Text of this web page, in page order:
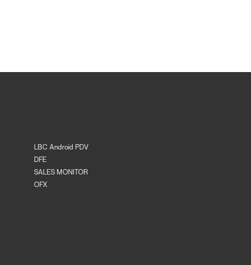
LBC Android PDV
DFE
SALES MONITOR
OFX